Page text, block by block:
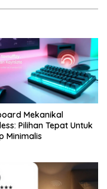
Mekanikal
Pilihan Tepat Untuk
Minimalis